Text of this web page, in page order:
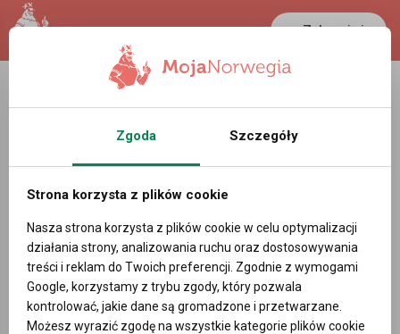
Zaloguj się
LANCASTER
27.7 °C 0.3892 PLN
Rzemiosło - Oferty pracy w Viken
Norwegia
Powiadom mnie o nowych ofertach pracy
DODAJ OFERTĘ PRACY
Zgoda Szczegóły
Strona korzysta z plików cookie
Nasza strona korzysta z plików cookie w celu optymalizacji
działania strony, analizowania ruchu oraz dostosowywania
treści i reklam do Twoich preferencji. Zgodnie z wymogami
Google, korzystamy z trybu zgody, który pozwala
kontrolować, jakie dane są gromadzone i przetwarzane.
Możesz wyrazić zgodę na wszystkie kategorie plików cookie